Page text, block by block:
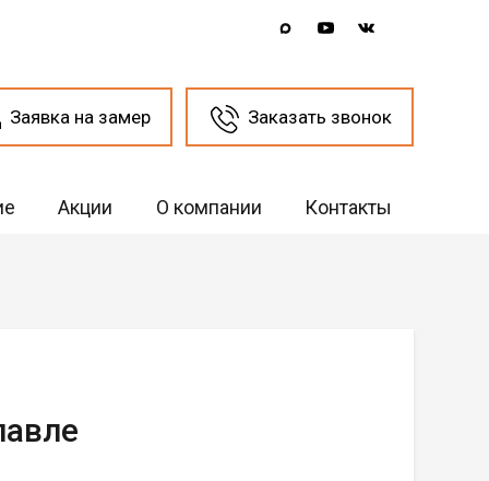
Заявка на замер Заказать звонок
Акции О компании Контакты